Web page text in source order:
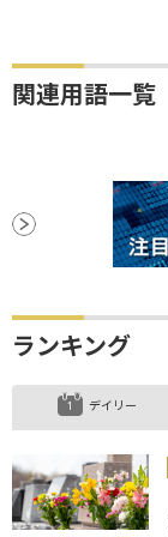
関連用語一覧
ランキング
デイリー